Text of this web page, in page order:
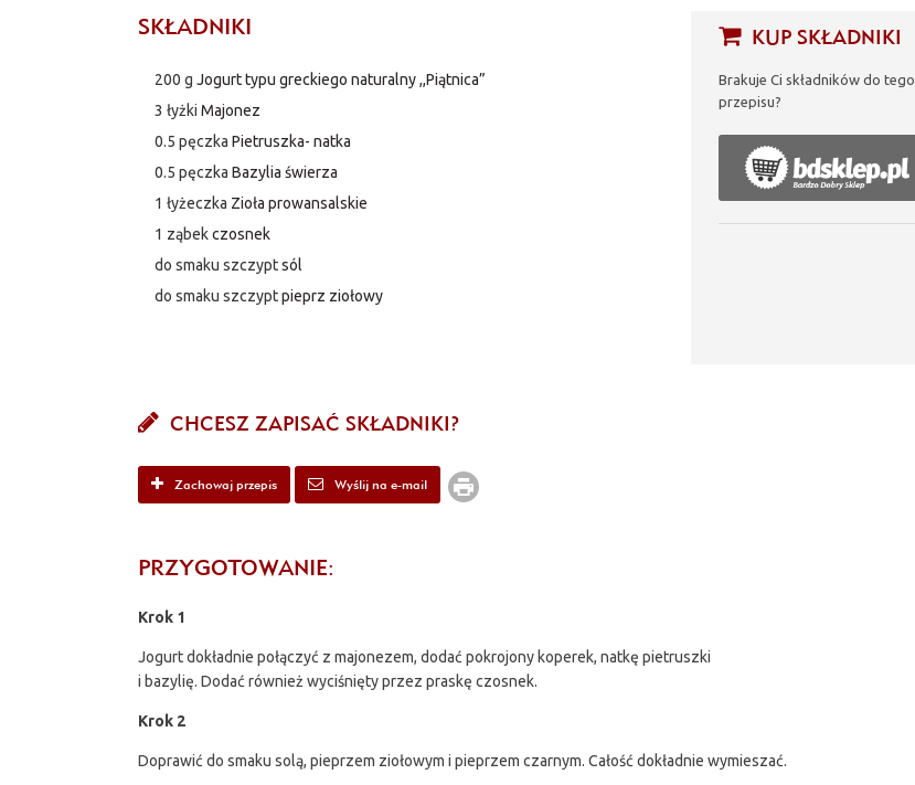
SKŁADNIKI
200 g Jogurt typu greckiego naturalny ,,Piątnica”
3 łyżki Majonez
0.5 pęczka Pietruszka- natka
0.5 pęczka Bazylia świerza
1 łyżeczka Zioła prowansalskie
1 ząbek czosnek
do smaku szczypt sól
do smaku szczypt pieprz ziołowy
KUP SKŁADNIKI
Brakuje Ci składników do tego
przepisu?
CHCESZ ZAPISAĆ SKŁADNIKI?
Zachowaj przepis Wyślij na e-mail
PRZYGOTOWANIE:
Krok 1
Jogurt dokładnie połączyć z majonezem, dodać pokrojony koperek, natkę pietruszki
i bazylię. Dodać również wyciśnięty przez praskę czosnek.
Krok 2
Doprawić do smaku solą, pieprzem ziołowym i pieprzem czarnym. Całość dokładnie wymieszać.